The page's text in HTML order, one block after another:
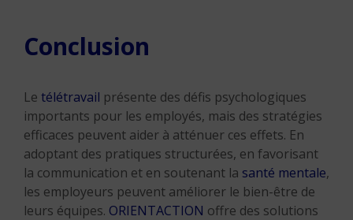
Conclusion
Le télétravail présente des défis psychologiques
importants pour les employés, mais des stratégies
efficaces peuvent aider à atténuer ces effets. En
adoptant des pratiques structurées, en favorisant
la communication et en soutenant la santé mentale,
les employeurs peuvent améliorer le bien-être de
leurs équipes. ORIENTACTION offre des solutions